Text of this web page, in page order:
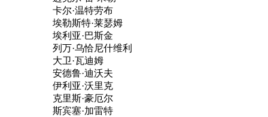
卡尔·温特劳布
埃勒斯特·莱瑟姆
埃利亚·巴斯金
列万·乌恰尼什维利
大卫·瓦迪姆
安德鲁·迪沃夫
伊利亚·沃里克
克里斯·豪厄尔
斯宾塞·加雷特